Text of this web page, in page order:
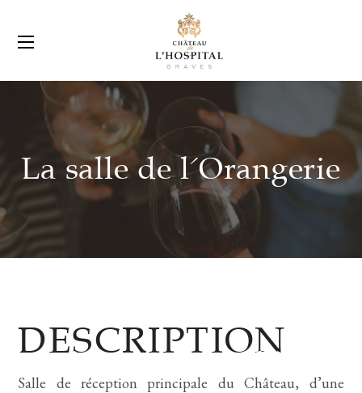
La salle de l'Orangerie
DESCRIPTION
Salle de réception principale du Château, d’une